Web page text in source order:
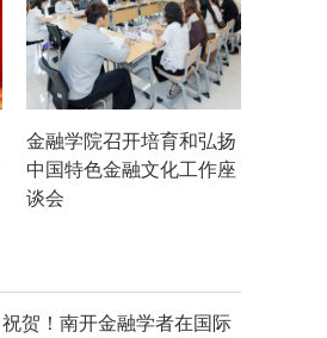
金融学院召开培育和弘扬
中国特色金融文化工作座
谈会
祝贺！南开金融学者在国际